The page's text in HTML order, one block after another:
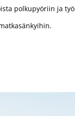
polkupyöriin ja